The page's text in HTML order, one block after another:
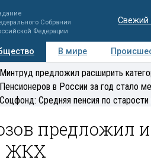
Собрания
Федерации
Свежий
В мире
Регионы Медиацентр
Минтруд предложил расширить
Пенсионеров в России за год стало
Соцфонд: Средняя пенсия по
предложил
ЖКХ